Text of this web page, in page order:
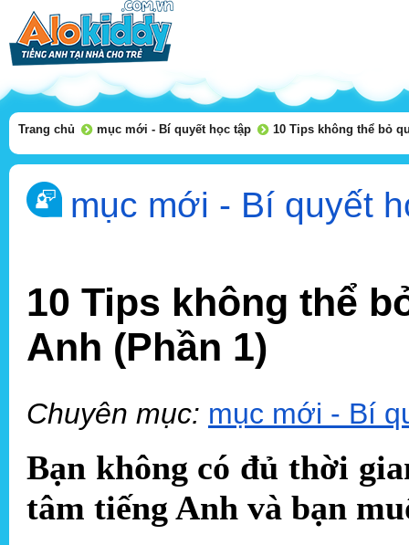
Trang chủ mục mới - Bí quyết học tập 10 Tips không thể bỏ
mục mới - Bí quyết
10 Tips không thể
Anh (Phần 1)
Chuyên mục: mục mới - Bí
Bạn không có đủ thời
tâm tiếng Anh và bạn